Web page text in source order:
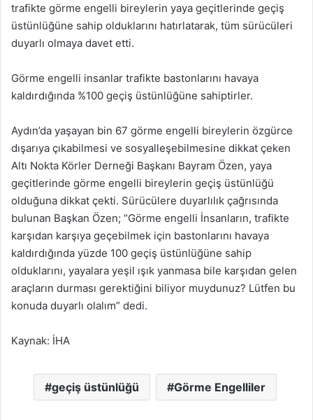
trafikte görme engelli bireylerin yaya geçitlerinde geçiş
üstünlüğüne sahip olduklarını hatırlatarak, tüm sürücüleri
duyarlı olmaya davet etti.
Görme engelli insanlar trafikte bastonlarını havaya
kaldırdığında %100 geçiş üstünlüğüne sahiptirler.
Aydın’da yaşayan bin 67 görme engelli bireylerin özgürce
dışarıya çıkabilmesi ve sosyalleşebilmesine dikkat çeken
Altı Nokta Körler Derneği Başkanı Bayram Özen, yaya
geçitlerinde görme engelli bireylerin geçiş üstünlüğü
olduğuna dikkat çekti. Sürücülere duyarlılık çağrısında
bulunan Başkan Özen; “Görme engelli İnsanların, trafikte
karşıdan karşıya geçebilmek için bastonlarını havaya
kaldırdığında yüzde 100 geçiş üstünlüğüne sahip
olduklarını, yayalara yeşil ışık yanmasa bile karşıdan gelen
araçların durması gerektiğini biliyor muydunuz? Lütfen bu
konuda duyarlı olalım” dedi.
Kaynak: İHA
geçiş üstünlüğü Görme Engelliler